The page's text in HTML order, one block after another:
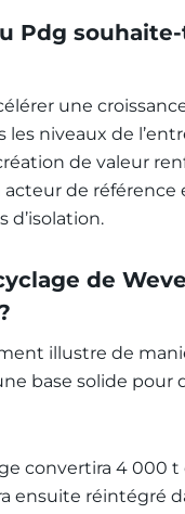
Pdg
une
niveaux de
de valeur
de
d’isolation.
de
illustre de
base solide pour
convertira 4 000
ensuite réintégré